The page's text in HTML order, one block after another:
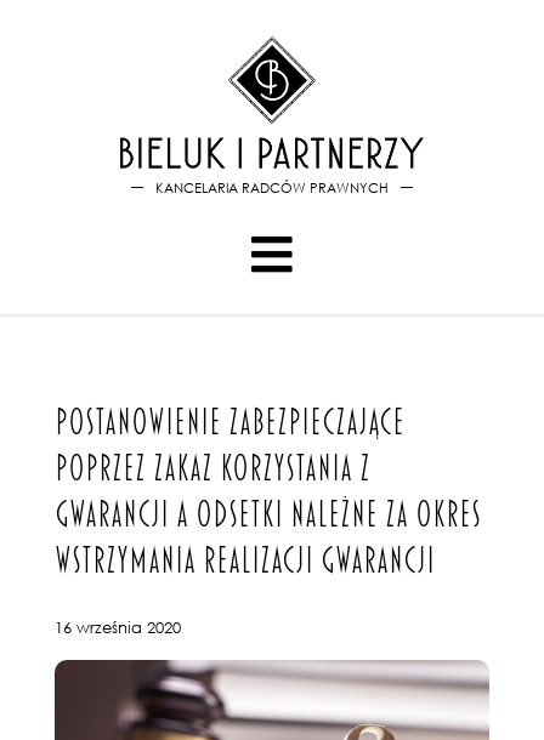
KANCELARIA RADCÓW PRAWNYCH
POSTANOWIENIE ZABEZPIECZAJĄCE
POPRZEZ ZAKAZ KORZYSTANIA Z
GWARANCJI A ODSETKI NALEŻNE ZA OKRES
WSTRZYMANIA REALIZACJI GWARANCJI
16 września 2020